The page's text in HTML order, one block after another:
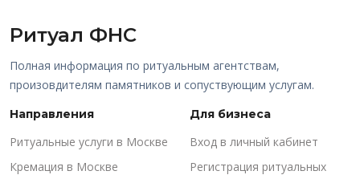
Ритуал ФНС
Полная информация по ритуальным агентствам,
произовдителям памятников и сопуствующим услугам.
Направления
Ритуальные услуги в Москве
Кремация в Москве
Для бизнеса
Вход в личный кабинет
Регистрация ритуальных